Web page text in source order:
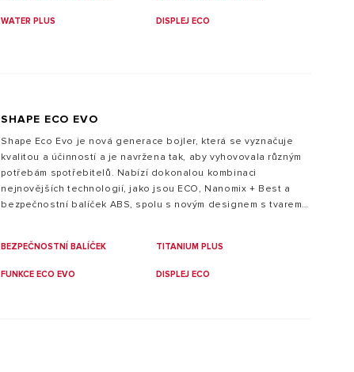
WATER PLUS DISPLEJ ECO
SHAPE ECO EVO
Shape Eco Evo je nová generace bojler, která se vyznačuje
kvalitou a účinností a je navržena tak, aby vyhovovala různým
potřebám spotřebitelů. Nabízí dokonalou kombinaci
nejnovějších technologií, jako jsou ECO, Nanomix + Best a
bezpečnostní balíček ABS, spolu s novým designem s tvarem
BEZPEČNOSTNÍ BALÍČEK TITANIUM PLUS
FUNKCE ECO EVO DISPLEJ ECO